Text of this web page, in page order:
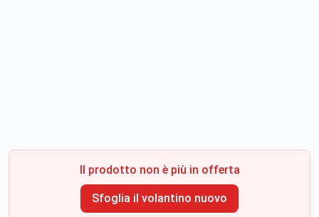
Il prodotto non è più in offerta
Sfoglia il volantino nuovo